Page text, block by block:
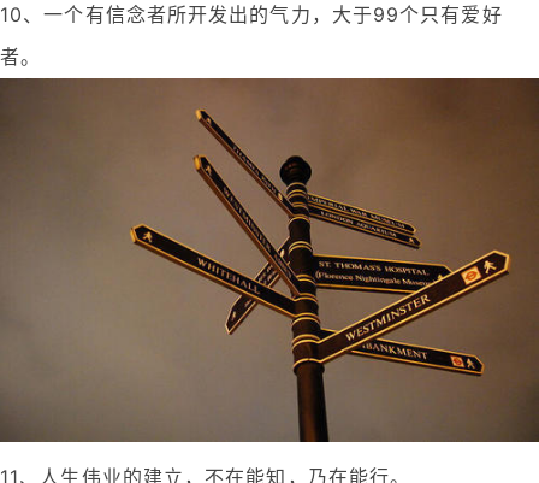
10、一个有信念者所开发出的气力，大于99个只有爱好
者。
11、人生伟业的建立，不在能知，乃在能行。